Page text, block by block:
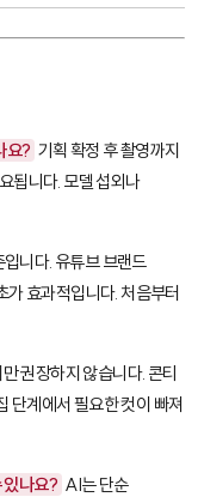
요? 기획 확정 후 촬영까지
됩니다. 모델 섭외나
니다. 유튜브 브랜드
효과적입니다. 처음부터
권장하지 않습니다. 콘티
단계에서 필요한 컷이 빠져
있나요? AI는 단순